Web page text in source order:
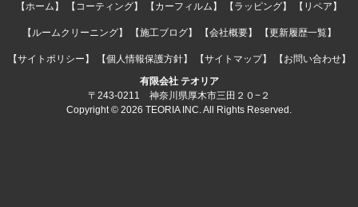
【ホーム】 【コーティング】 【カーフィルム】 【ラッピング】 【リペア】
【ルームクリーニング】 【施工ブログ】 【会社概要】 【更新履歴一覧】
【サイトポリシー】 【個人情報保護方針】 【サイトマップ】
【お問い合わせ】
有限会社 テオリア
〒243-0211 神奈川県厚木市三田２０−２
Copyright © 2026 TEORIA INC. All Rights Reserved.